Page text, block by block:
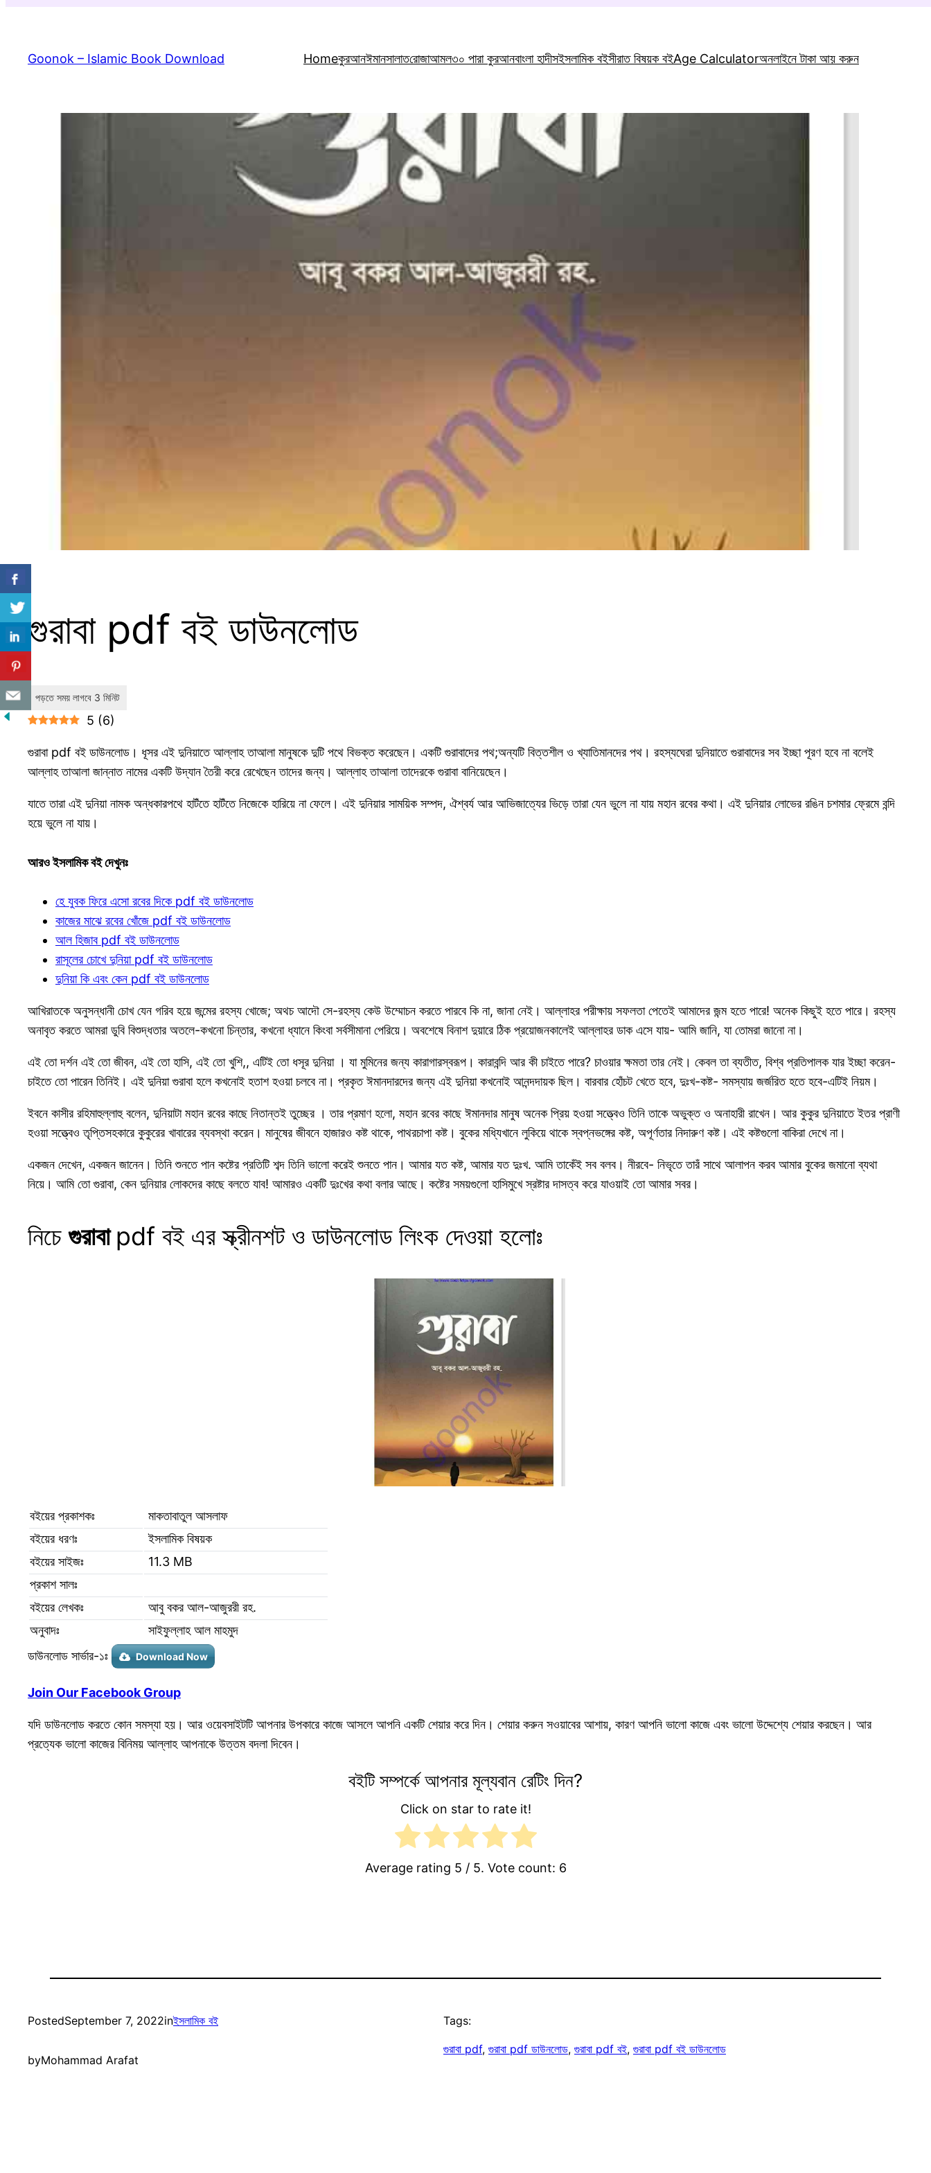
content
Goonok – Islamic Book Download Homeকুরআনঈমানসালাতরোজাআমল৩০ পারা কুরআনবাংলা হাদীসইসলামিক বইসীরাত বিষয়ক বইAge Calculatorঅনলাইনে টাকা আয় করুন
গুরাবা pdf বই ডাউনলোড
5 (6)
গুরাবা pdf বই ডাউনলোড। ধূসর এই দুনিয়াতে আল্লাহ তাআলা মানুষকে দুটি পথে বিভক্ত করেছেন। একটি গুরাবাদের পথ;অন্যটি বিত্তশীল ও খ্যাতিমানদের পথ। রহস্যঘেরা দুনিয়াতে গুরাবাদের সব ইচ্ছা পূরণ হবে না বলেই
আল্লাহ তাআলা জান্নাত নামের একটি উদ্যান তৈরী করে রেখেছেন তাদের জন্য। আল্লাহ তাআলা তাদেরকে গুরাবা বানিয়েছেন।
যাতে তারা এই দুনিয়া নামক অন্ধকারপথে হাটঁতে হাটঁতে নিজেকে হারিয়ে না ফেলে। এই দুনিয়ার সাময়িক সম্পদ, ঐশ্বর্য আর আভিজাত্যের ভিড়ে তারা যেন ভুলে না যায় মহান রবের কথা। এই দুনিয়ার লোভের রঙিন চশমার ফ্রেমে বন্দি
হয়ে ভুলে না যায়।
আরও ইসলামিক বই দেখুনঃ
হে যুবক ফিরে এসো রবের দিকে pdf বই ডাউনলোড
কাজের মাঝে রবের খোঁজে pdf বই ডাউনলোড
আল হিজাব pdf বই ডাউনলোড
রাসূলের চোখে দুনিয়া pdf বই ডাউনলোড
দুনিয়া কি এবং কেন pdf বই ডাউনলোড
আখিরাতকে অনুসন্ধানী চোখ যেন গরিব হয়ে জন্মের রহস্য খোজে; অথচ আদৌ সে-রহস্য কেউ উম্মোচন করতে পারবে কি না, জানা নেই। আল্লাহর পরীক্ষায় সফলতা পেতেই আমাদের জন্ম হতে পারে! অনেক কিছুই হতে পারে। রহস্য
অনাবৃত করতে আমরা ডুবি বিশুদ্ধতার অতলে-কখনো চিন্তার, কখনো ধ্যানে কিংবা সর্বসীমানা পেরিয়ে। অবশেষে বিনাশ দুয়ারে ঠিক প্রয়োজনকালেই আল্লাহর ডাক এসে যায়- আমি জানি, যা তোমরা জানো না।
এই তো দর্শন এই তো জীবন, এই তো হাসি, এই তো খুশি,, এটিই তো ধসূর দুনিয়া । যা মুমিনের জন্য কারাগারস্বরূপ। কারাবন্দি আর কী চাইতে পারে? চাওয়ার ক্ষমতা তার নেই। কেবল তা ব্যতীত, বিশ্ব প্রতিপালক যার ইচ্ছা করেন-
চাইতে তো পারেন তিনিই। এই দুনিয়া গুরাবা হলে কখনোই হতাশ হওয়া চলবে না। প্রকৃত ঈমানদারদের জন্য এই দুনিয়া কখনোই আনন্দদায়ক ছিল। বারবার হোঁচট খেতে হবে, দুঃখ-কষ্ট- সমস্যায় জর্জরিত হতে হবে-এটিই নিয়ম।
ইবনে কাসীর রহিমাহুল্লাহু বলেন, দুনিয়াটা মহান রবের কাছে নিতান্তই তুচ্ছের । তার প্রমাণ হলো, মহান রবের কাছে ঈমানদার মানুষ অনেক প্রিয় হওয়া সত্ত্বেও তিনি তাকে অভুক্ত ও অনাহারী রাখেন। আর কুকুর দুনিয়াতে ইতর প্রাণী
হওয়া সত্ত্বেও তৃপ্তিসহকারে কুকুরের খাবারের ব্যবস্থা করেন। মানুষের জীবনে হাজারও কষ্ট থাকে, পাথরচাপা কষ্ট। বুকের মধ্যিখানে লুকিয়ে থাকে স্বপ্নভঙ্গের কষ্ট, অপূর্ণতার নিদারুণ কষ্ট। এই কষ্টগুলো বাকিরা দেখে না।
একজন দেখেন, একজন জানেন। তিনি শুনতে পান কষ্টের প্রতিটি শব্দ তিনি ভালো করেই শুনতে পান। আমার যত কষ্ট, আমার যত দুঃখ. আমি তাকেঁই সব বলব। নীরবে- নিভৃতে তারঁ সাথে আলাপন করব আমার বুকের জমানো ব্যথা
নিয়ে। আমি তো গুরাবা, কেন দুনিয়ার লোকদের কাছে বলতে যাব! আমারও একটি দুঃখের কথা বলার আছে। কষ্টের সময়গুলো হাসিমুখে স্রষ্টার দাসত্ব করে যাওয়াই তো আমার সবর।
নিচেগুরাবা pdf বই এর স্ক্রীনশট ও ডাউনলোড লিংক দেওয়া হলোঃ
বইয়ের প্রকাশকঃ
মাকতাবাতুল আসলাফ
বইয়ের ধরণঃ
ইসলামিক বিষয়ক
বইয়ের সাইজঃ
11.3 MB
প্রকাশ সালঃ
বইয়ের লেখকঃ
আবু বকর আল-আজুররী রহ.
অনুবাদঃ
সাইফুল্লাহ আল মাহমুদ
ডাউনলোড সার্ভার-১ঃ
Download Now
Join Our Facebook Group
যদি ডাউনলোড করতে কোন সমস্যা হয়। আর ওয়েবসাইটটি আপনার উপকারে কাজে আসলে আপনি একটি শেয়ার করে দিন। শেয়ার করুন সওয়াবের আশায়, কারণ আপনি ভালো কাজে এবং ভালো উদ্দেশ্যে শেয়ার করছেন। আর
প্রত্যেক ভালো কাজের বিনিময় আল্লাহ আপনাকে উত্তম বদলা দিবেন।
বইটি সম্পর্কে আপনার মূল্যবান রেটিং দিন?
Click on star to rate it!
Average rating 5 / 5. Vote count: 6
PostedSeptember 7, 2022inইসলামিক বই
byMohammad Arafat
Tags:
গুরাবা pdf, গুরাবা pdf ডাউনলোড, গুরাবা pdf বই, গুরাবা pdf বই ডাউনলোড